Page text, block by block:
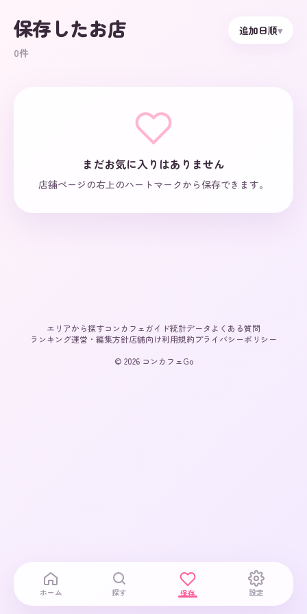
保存したお店
0件
追加日順▾
まだお気に入りはありません
店舗ページの右上のハートマークから保存できます。
エリアから探すコンカフェガイド統計データ よくある質問
ランキング運営・編集方針店舗向け利用規約プライバシーポリシー
© 2026 コンカフェGo
ホーム 探す 保存 設定